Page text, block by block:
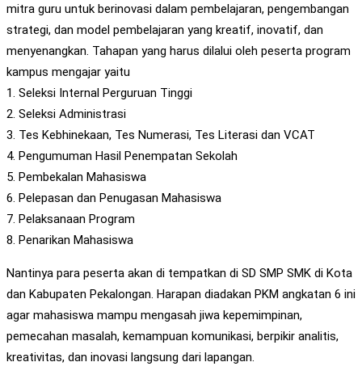
mitra guru untuk berinovasi dalam pembelajaran, pengembangan
strategi, dan model pembelajaran yang kreatif, inovatif, dan
menyenangkan. Tahapan yang harus dilalui oleh peserta program
kampus mengajar yaitu
1. Seleksi Internal Perguruan Tinggi
2. Seleksi Administrasi
3. Tes Kebhinekaan, Tes Numerasi, Tes Literasi dan VCAT
4. Pengumuman Hasil Penempatan Sekolah
5. Pembekalan Mahasiswa
6. Pelepasan dan Penugasan Mahasiswa
7. Pelaksanaan Program
8. Penarikan Mahasiswa
Nantinya para peserta akan di tempatkan di SD SMP SMK di Kota
dan Kabupaten Pekalongan. Harapan diadakan PKM angkatan 6 ini
agar mahasiswa mampu mengasah jiwa kepemimpinan,
pemecahan masalah, kemampuan komunikasi, berpikir analitis,
kreativitas, dan inovasi langsung dari lapangan.